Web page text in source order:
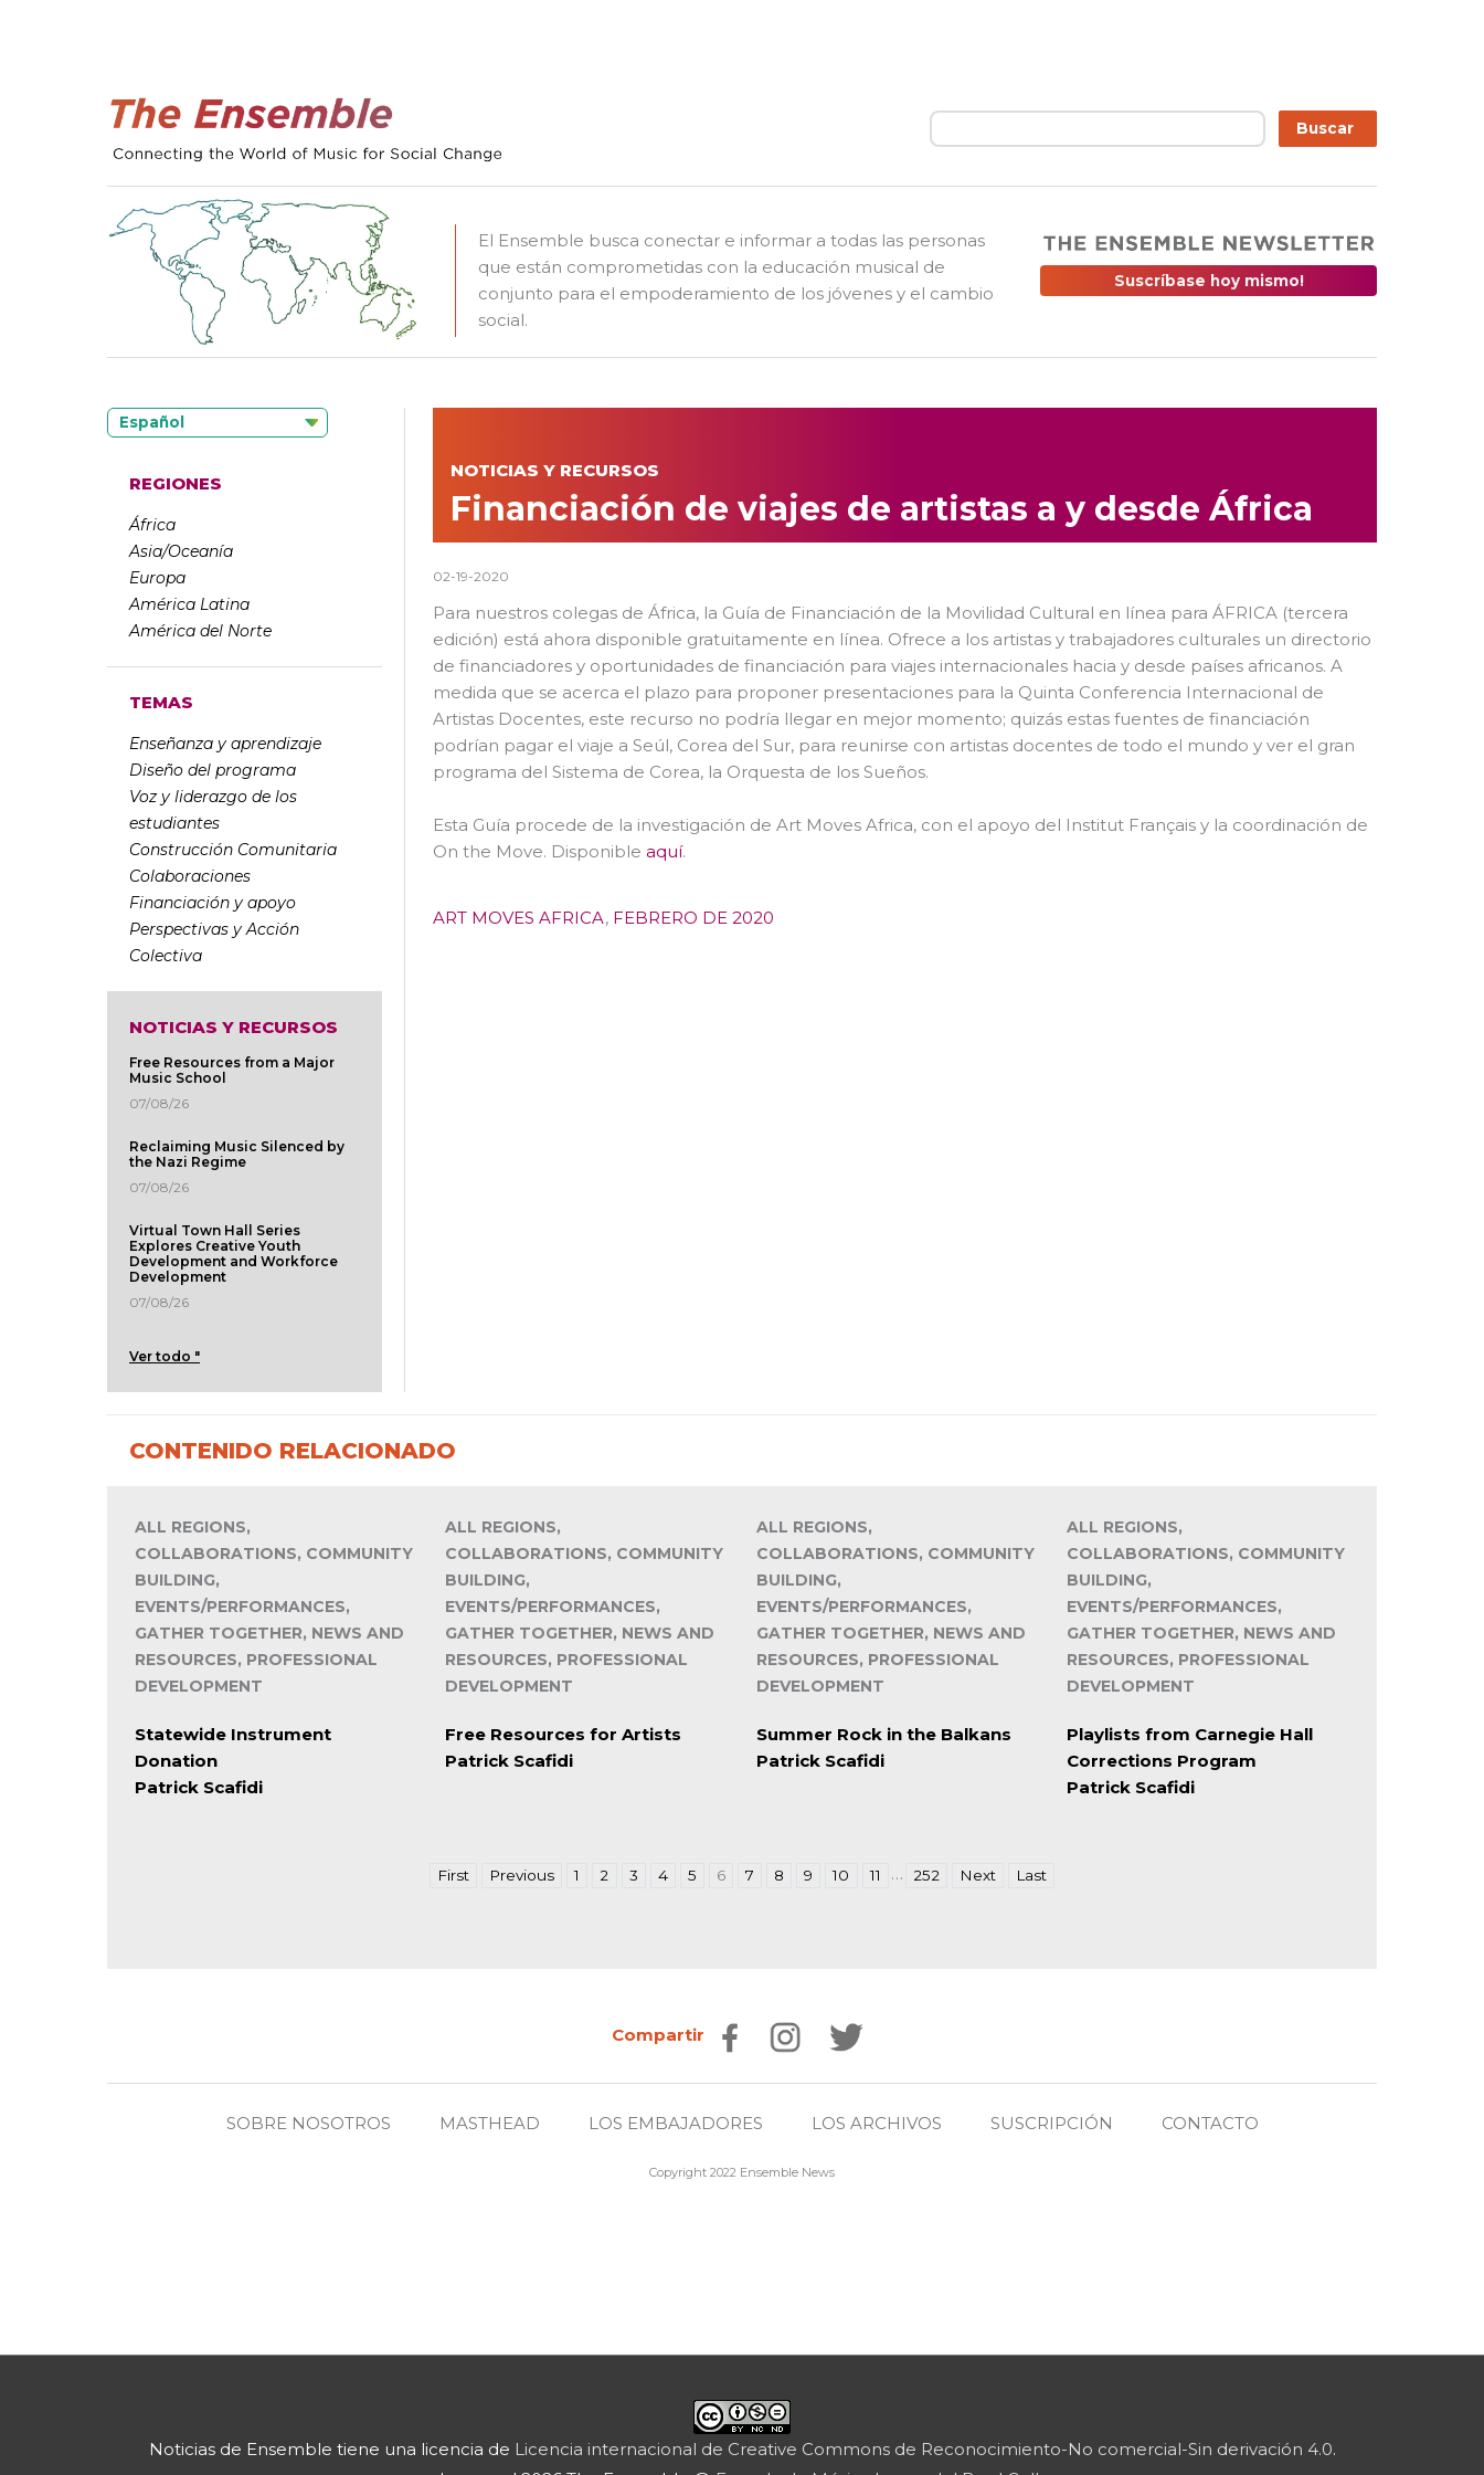
Buscar Buscar
El Ensemble busca conectar e informar a todas las personas
que están comprometidas con la educación musical de
conjunto para el empoderamiento de los jóvenes y el cambio
social.
Suscríbase hoy mismo!
Español
REGIONES
África
Asia/Oceanía
Europa
América Latina
América del Norte
TEMAS
Enseñanza y aprendizaje
Diseño del programa
Voz y liderazgo de los
estudiantes
Construcción Comunitaria
Colaboraciones
Financiación y apoyo
Perspectivas y Acción
Colectiva
NOTICIAS Y RECURSOS
Free Resources from a Major
Music School
07/08/26
Reclaiming Music Silenced by
the Nazi Regime
07/08/26
Virtual Town Hall Series
Explores Creative Youth
Development and Workforce
Development
07/08/26
Ver todo "
NOTICIAS Y RECURSOS
Financiación de viajes de artistas a y desde África
02-19-2020
Para nuestros colegas de África, la Guía de Financiación de la Movilidad Cultural en línea para ÁFRICA (tercera
edición) está ahora disponible gratuitamente en línea. Ofrece a los artistas y trabajadores culturales un directorio
de financiadores y oportunidades de financiación para viajes internacionales hacia y desde países africanos. A
medida que se acerca el plazo para proponer presentaciones para la Quinta Conferencia Internacional de
Artistas Docentes, este recurso no podría llegar en mejor momento; quizás estas fuentes de financiación
podrían pagar el viaje a Seúl, Corea del Sur, para reunirse con artistas docentes de todo el mundo y ver el gran
programa del Sistema de Corea, la Orquesta de los Sueños.
Esta Guía procede de la investigación de Art Moves Africa, con el apoyo del Institut Français y la coordinación de
On the Move. Disponible aquí.
ART MOVES AFRICA, FEBRERO DE 2020
CONTENIDO RELACIONADO
ALL REGIONS,
COLLABORATIONS, COMMUNITY
BUILDING,
EVENTS/PERFORMANCES,
GATHER TOGETHER, NEWS AND
RESOURCES, PROFESSIONAL
DEVELOPMENT
Statewide Instrument
Donation
Patrick Scafidi
ALL REGIONS,
COLLABORATIONS, COMMUNITY
BUILDING,
EVENTS/PERFORMANCES,
GATHER TOGETHER, NEWS AND
RESOURCES, PROFESSIONAL
DEVELOPMENT
Free Resources for Artists
Patrick Scafidi
ALL REGIONS,
COLLABORATIONS, COMMUNITY
BUILDING,
EVENTS/PERFORMANCES,
GATHER TOGETHER, NEWS AND
RESOURCES, PROFESSIONAL
DEVELOPMENT
Summer Rock in the Balkans
Patrick Scafidi
ALL REGIONS,
COLLABORATIONS, COMMUNITY
BUILDING,
EVENTS/PERFORMANCES,
GATHER TOGETHER, NEWS AND
RESOURCES, PROFESSIONAL
DEVELOPMENT
Playlists from Carnegie Hall
Corrections Program
Patrick Scafidi
First Previous 1 2 3 4 5 6 7 8 9 10 11 … 252 Next Last
Compartir
SOBRE NOSOTROS MASTHEAD LOS EMBAJADORES LOS ARCHIVOS SUSCRIPCIÓN CONTACTO
Copyright 2022 Ensemble News
Noticias de Ensemble tiene una licencia de Licencia internacional de Creative Commons de Reconocimiento-No comercial-Sin derivación 4.0.